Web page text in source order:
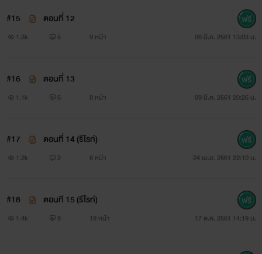
#15 ตอนที่ 12
1.3k 5 9 หน้า 06 มี.ค. 2561 13:03 น.
#16 ตอนที่ 13
1.1k 6 8 หน้า 09 มี.ค. 2561 20:26 น.
#17 ตอนที่ 14 (รีไรท์)
1.2k 2 6 หน้า 24 เม.ย. 2561 22:10 น.
#18 ตอนที 15 (รีไรท์)
1.4k 8 19 หน้า 17 ต.ค. 2561 14:19 น.